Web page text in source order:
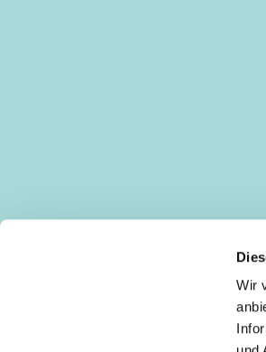
Wir
Evangelische
Deutz: Tempelstraße
Poll: Rolshover Str.